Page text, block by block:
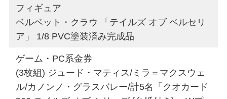
フィギュア
ベルベット・クラウ 「テイルズ オブ ベルセリ
ア」 1/8 PVC塗装済み完成品
ゲーム・PC系金券
(3枚組) ジュード・マティス/ミラ＝マクスウェ
ル/カノンノ・グラスバレー/計5名「クオカード